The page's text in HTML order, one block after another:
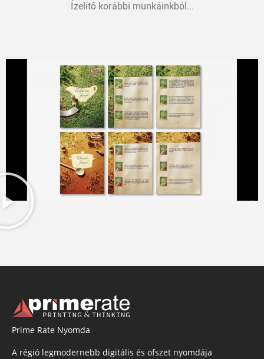
Ízelítő korábbi munkáinkból...
Prime Rate Nyomda
A régió legmodernebb digitális és ofszet nyomdája